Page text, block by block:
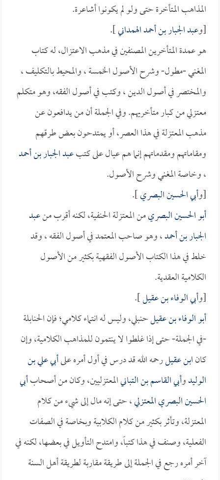
المذاهب المتأخرة حتى ولو لم يكونوا أشاعرة.
[وعبد الجبار بن أحمد الهمداني].
هو عمدة المتأخرين المصنفين في مذهب الاعتزال، له كتاب
المغني -مطول- وشرح الأصول الخمسة ، والمحيط بالتكليف ،
والمختصر في أصول الدين ، وكتب في أصول الفقه، وهو متكلم
معتزلي من كبار متأخريهم. وفي الجملة أن من يدافعون عن
مذهب المعتزلة في هذا العصر، أو يمتدحون بعض طرقهم
ومقاماتهم ومقدماتهم إنما هم عيال على كتبعبد الجبار بن أحمد
، وخاصة المغني وشرح الأصول.
[وأبي الحسين البصري].
أبو الحسين البصريمن المعتزلة الحنفية، لكنه أقرب منعبد
الجبار بن أحمد، وهو صاحب المعتمد في أصول الفقه ، وقد
خلط في هذا الكتاب الأصول الفقهية بكثير من الأصول
الكلامية العقدية.
[وأبي الوفاء بن عقيل].
أبو الوفاء بن عقيلحنبلي، وليس له انتماء كلامي؛ فإن الحنابلة
-في الجملة- حتى إذا غلطوا لا ينتمون للمذاهب الكلامية، وإن
كانابن عقيلرحمه الله قد درس في أول أمره علىأبي علي بن
الوليدوأبي القاسم بن التبانيالمعتزليين، وكان من أصحابأبي
الحسين البصري المعتزلي، حتى إنه مال إلى شيء من كلام
المعتزلة، وتأثر بكثير من كلام الكلابية وبخاصة في الصفات
الفعلية، وصنف في هذا كتباً، وامتدح التأويل في بعضها، لكنه في
آخر أمره رجع في الجملة إلى طريقة مقاربة لطريقة أهل السنة